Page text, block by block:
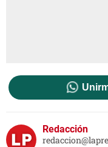
Redacción